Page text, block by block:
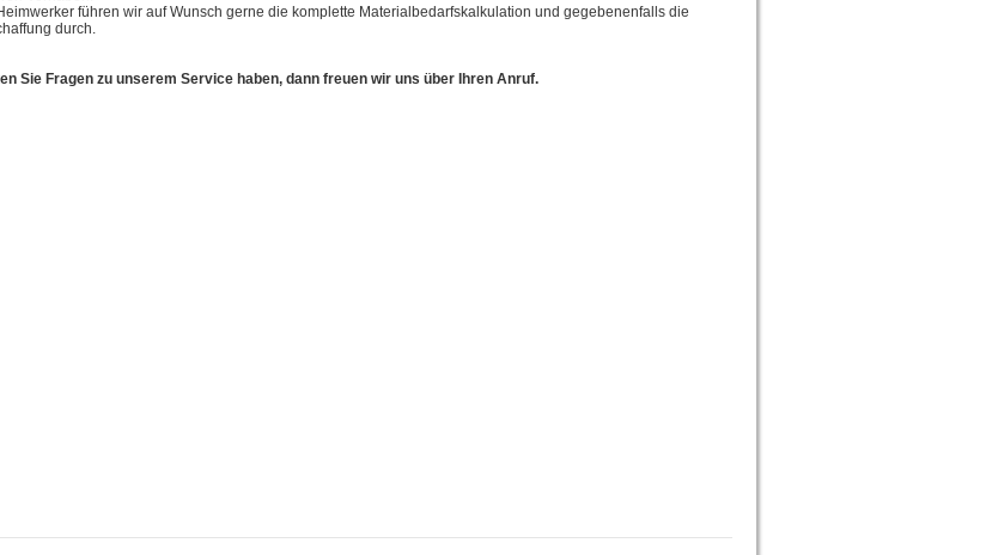
führen wir auf Wunsch gerne die komplette Materialbedarfskalkulation und gegebenenfalls die
durch.
Sie Fragen zu unserem Service haben, dann freuen wir uns über Ihren Anruf.